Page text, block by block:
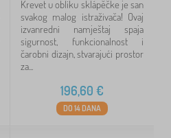
Krevet u obliku sklápěčke je san
svakog malog istraživača! Ovaj
izvanredni namještaj spaja
sigurnost, funkcionalnost i
čarobni dizajn, stvarajući prostor
za...
196,60 €
DO 14 DANA